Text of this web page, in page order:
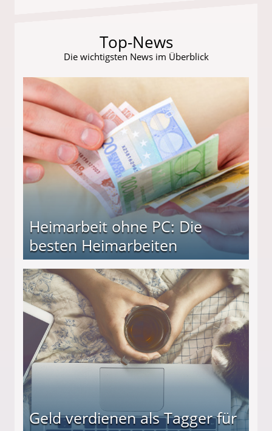
Top-News
Die wichtigsten News im Überblick
Heimarbeit ohne PC: Die
besten Heimarbeiten
Geld verdienen als Tagger für